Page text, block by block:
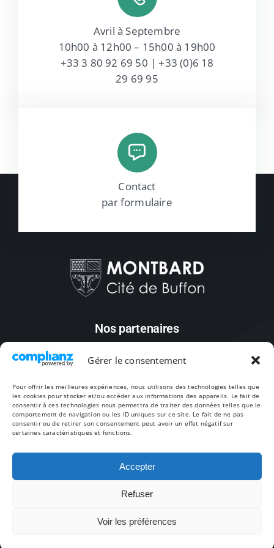
Gérer le consentement
Pour offrir les meilleures expériences, nous utilisons des technologies telles que
les cookies pour stocker et/ou accéder aux informations des appareils. Le fait de
consentir à ces technologies nous permettra de traiter des données telles que le
comportement de navigation ou les ID uniques sur ce site. Le fait de ne pas
consentir ou de retirer son consentement peut avoir un effet négatif sur
certaines caractéristiques et fonctions.
Accepter
Refuser
Voir les préférences
Avril à Septembre
10h00 à 12h00 – 15h00 à 19h00
+33 3 80 92 69 50 | +33 (0)6 18
29 69 95
Contact
par formulaire
Nos partenaires
Toggle
Navigation
Mentions légales
© 2026 Agence AMT